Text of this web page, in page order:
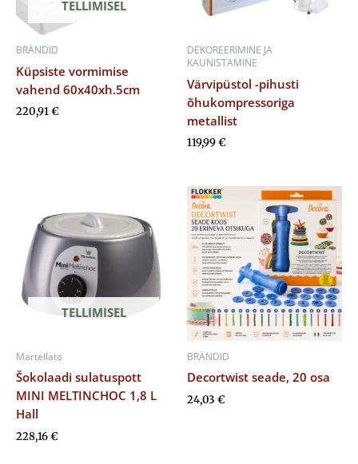
TELLIMISEL
BRÄNDID
Küpsiste vormimise
vahend 60x40xh.5cm
220,91€
DEKOREERIMINE JA
KAUNISTAMINE
Värvipüstol -pihusti
õhukompressoriga
metallist
119,99€
TELLIMISEL
Martellato
Šokolaadi sulatuspott
MINI MELTINCHOC 1,8 L
Hall
228,16€
BRÄNDID
Decortwist seade, 20 osa
24,03 €